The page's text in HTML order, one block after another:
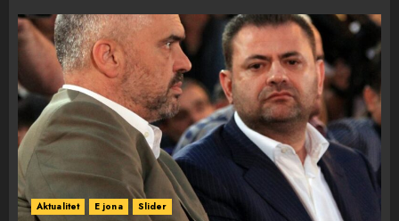
Aktualitet E jona Slider